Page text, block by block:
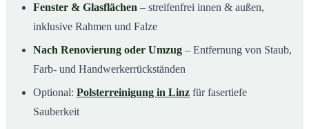
Fenster & Glasflächen – streifenfrei innen & außen,
inklusive Rahmen und Falze
Nach Renovierung oder Umzug – Entfernung von Staub,
Farb- und Handwerkerrückständen
Optional: Polsterreinigung in Linz für fasertiefe
Sauberkeit